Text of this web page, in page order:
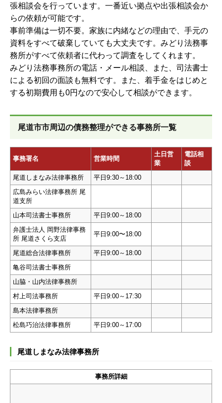
張相談会を行っています。一番近い拠点や出張相談会か
らの依頼が可能です。
事前準備は一切不要。家族に内緒などの理由で、手元の
資料をすべて破棄していても大丈夫です。みどり法務事
務所がすべて依頼者に代わって調査をしてくれます。
みどり法務事務所の電話・メール相談、また、司法書士
による初回の面談も無料です。また、着手金をはじめと
する初期費用も0円なので安心して相談ができます。
尾道市市周辺の債務整理ができる事務所一覧
事務署名 営業時間
土日営
業
電話相
談
尾道しまなみ法律事務所
平日9:30～18:00
広島みらい法律事務所 尾
道支所
山本司法書士事務所
平日9:00～18:00
弁護士法人 岡野法律事務
所 尾道さくら支店
平日9:00〜18:00
尾道総合法律事務所
平日9:00～18:00
亀谷司法書士事務所
山脇・山内法律事務所
村上司法事務所
平日9:00～17:30
島本法律事務所
松島巧治法律事務所
平日9:00～17:00
尾道しまなみ法律事務所
事務所詳細